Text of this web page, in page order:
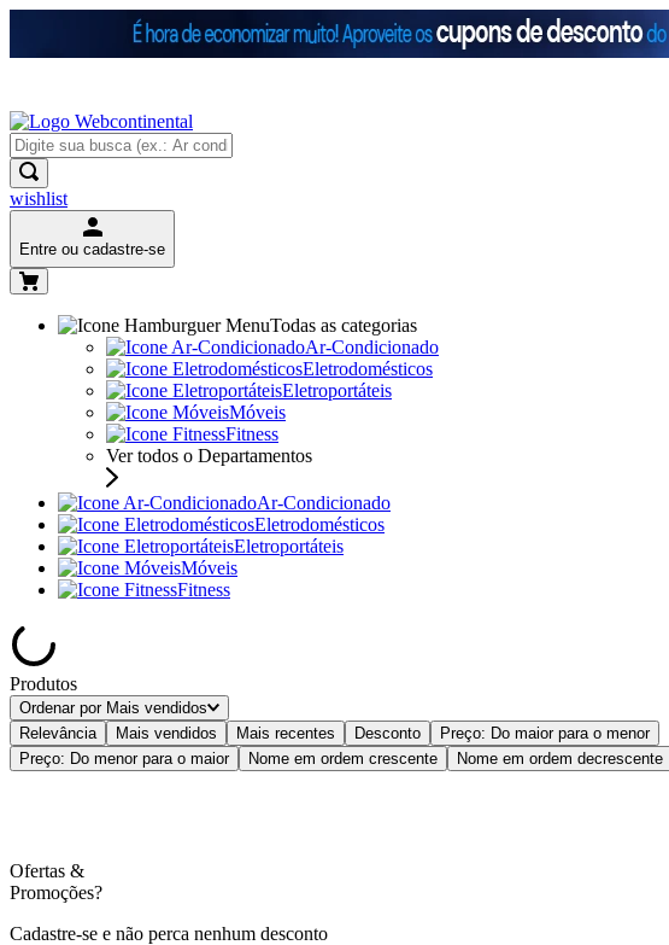
wishlist
Entre ou cadastre-se
Todas as categorias
Ar-Condicionado
Eletrodomésticos
Eletroportáteis
Móveis
Fitness
Ver todos o Departamentos
Ar-Condicionado
Eletrodomésticos
Eletroportáteis
Móveis
Fitness
Produtos
Ordenar por Mais vendidos
Relevância
Mais vendidos Mais recentes Desconto
Preço: Do maior para o menor
Preço: Do menor para o maior
Nome em ordem crescente Nome em ordem decrescente
Ofertas &
Promoções?
Cadastre-se e não perca nenhum desconto